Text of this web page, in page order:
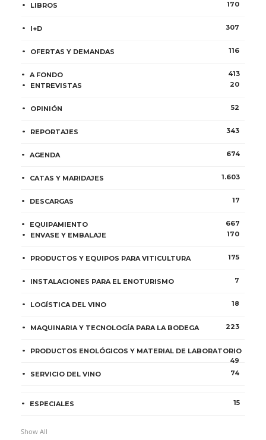
LIBROS 170
I+D 307
OFERTAS Y DEMANDAS 116
A FONDO
413
ENTREVISTAS
20
OPINIÓN 52
REPORTAJES 343
AGENDA 674
CATAS Y MARIDAJES 1.603
DESCARGAS 17
EQUIPAMIENTO
667
ENVASE Y EMBALAJE
170
PRODUCTOS Y EQUIPOS PARA VITICULTURA 175
INSTALACIONES PARA EL ENOTURISMO 7
LOGÍSTICA DEL VINO 18
MAQUINARIA Y TECNOLOGÍA PARA LA BODEGA 223
PRODUCTOS ENOLÓGICOS Y MATERIAL DE LABORATORIO
49
SERVICIO DEL VINO
74
ESPECIALES 15
Show All